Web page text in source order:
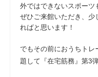
外ではできないスポーツ
ぜひご来館いただき、少
ればと思います！
でもその前におうちト
題して『在宅筋務』第3